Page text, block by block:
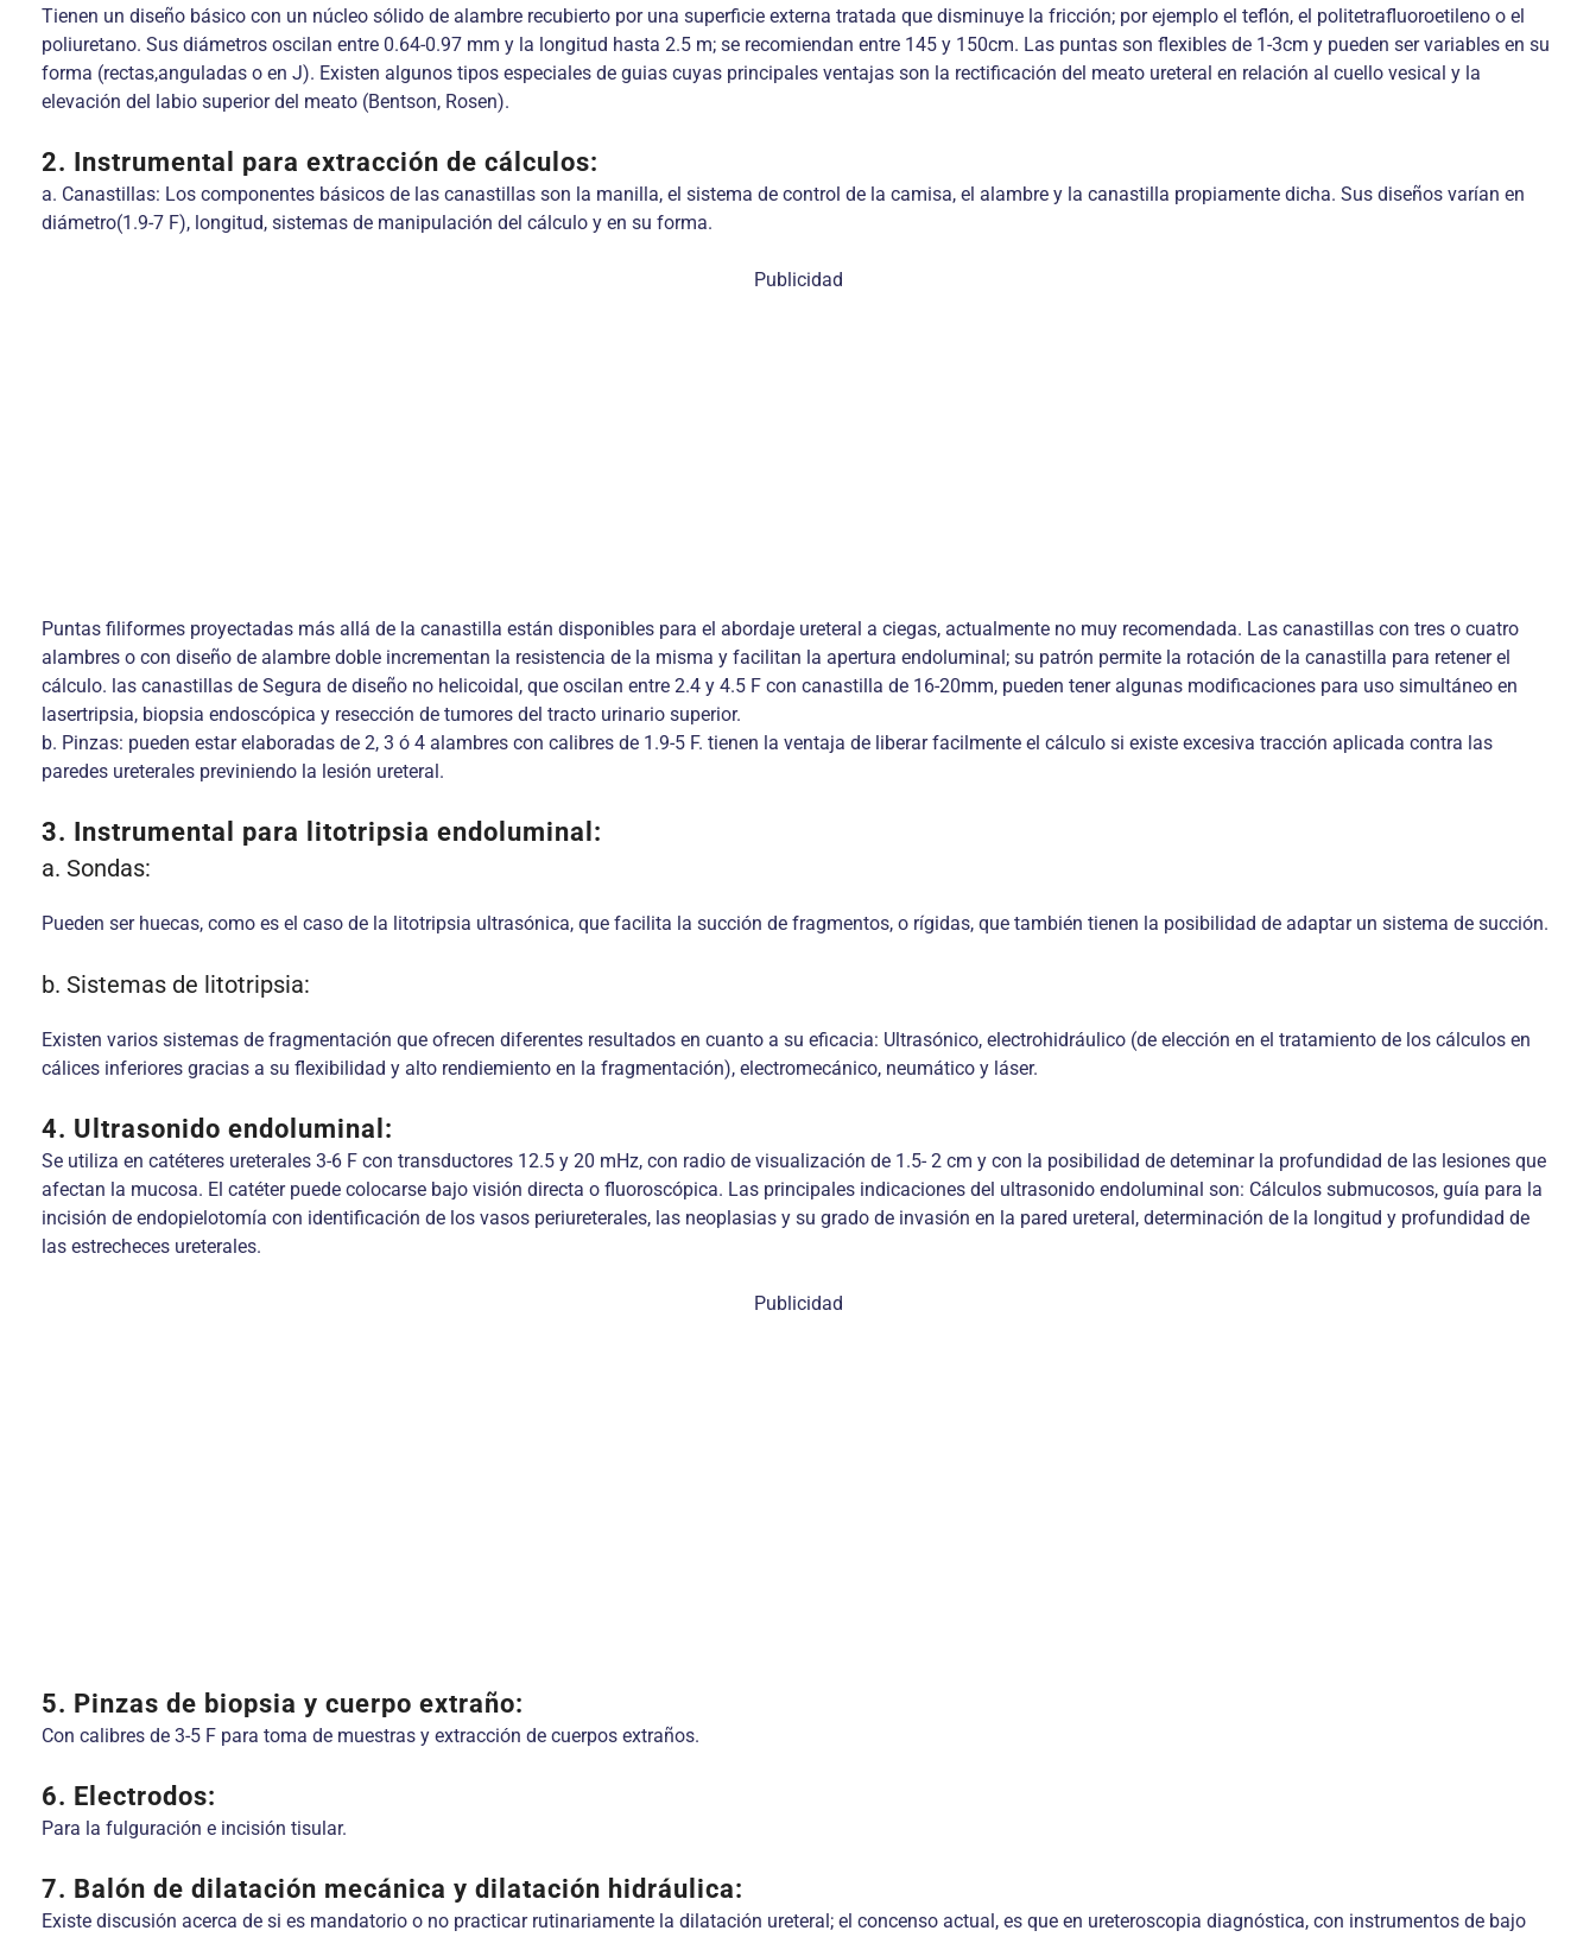
Tienen un diseño básico con un núcleo sólido de alambre recubierto por una superficie externa tratada que disminuye la fricción; por ejemplo el teflón, el politetrafluoroetileno o el
poliuretano. Sus diámetros oscilan entre 0.64-0.97 mm y la longitud hasta 2.5 m; se recomiendan entre 145 y 150cm. Las puntas son flexibles de 1-3cm y pueden ser variables en su
forma (rectas,anguladas o en J). Existen algunos tipos especiales de guias cuyas principales ventajas son la rectificación del meato ureteral en relación al cuello vesical y la
elevación del labio superior del meato (Bentson, Rosen).
2. Instrumental para extracción de cálculos:
a. Canastillas: Los componentes básicos de las canastillas son la manilla, el sistema de control de la camisa, el alambre y la canastilla propiamente dicha. Sus diseños varían en
diámetro(1.9-7 F), longitud, sistemas de manipulación del cálculo y en su forma.
Publicidad
Puntas filiformes proyectadas más allá de la canastilla están disponibles para el abordaje ureteral a ciegas, actualmente no muy recomendada. Las canastillas con tres o cuatro
alambres o con diseño de alambre doble incrementan la resistencia de la misma y facilitan la apertura endoluminal; su patrón permite la rotación de la canastilla para retener el
cálculo. las canastillas de Segura de diseño no helicoidal, que oscilan entre 2.4 y 4.5 F con canastilla de 16-20mm, pueden tener algunas modificaciones para uso simultáneo en
lasertripsia, biopsia endoscópica y resección de tumores del tracto urinario superior.
b. Pinzas: pueden estar elaboradas de 2, 3 ó 4 alambres con calibres de 1.9-5 F. tienen la ventaja de liberar facilmente el cálculo si existe excesiva tracción aplicada contra las
paredes ureterales previniendo la lesión ureteral.
3. Instrumental para litotripsia endoluminal:
a. Sondas:
Pueden ser huecas, como es el caso de la litotripsia ultrasónica, que facilita la succión de fragmentos, o rígidas, que también tienen la posibilidad de adaptar un sistema de succión.
b. Sistemas de litotripsia:
Existen varios sistemas de fragmentación que ofrecen diferentes resultados en cuanto a su eficacia: Ultrasónico, electrohidráulico (de elección en el tratamiento de los cálculos en
cálices inferiores gracias a su flexibilidad y alto rendiemiento en la fragmentación), electromecánico, neumático y láser.
4. Ultrasonido endoluminal:
Se utiliza en catéteres ureterales 3-6 F con transductores 12.5 y 20 mHz, con radio de visualización de 1.5- 2 cm y con la posibilidad de deteminar la profundidad de las lesiones que
afectan la mucosa. El catéter puede colocarse bajo visión directa o fluoroscópica. Las principales indicaciones del ultrasonido endoluminal son: Cálculos submucosos, guía para la
incisión de endopielotomía con identificación de los vasos periureterales, las neoplasias y su grado de invasión en la pared ureteral, determinación de la longitud y profundidad de
las estrecheces ureterales.
Publicidad
5. Pinzas de biopsia y cuerpo extraño:
Con calibres de 3-5 F para toma de muestras y extracción de cuerpos extraños.
6. Electrodos:
Para la fulguración e incisión tisular.
7. Balón de dilatación mecánica y dilatación hidráulica:
Existe discusión acerca de si es mandatorio o no practicar rutinariamente la dilatación ureteral; el concenso actual, es que en ureteroscopia diagnóstica, con instrumentos de bajo